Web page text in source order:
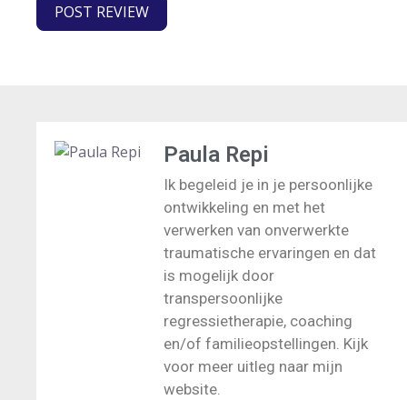
Paula Repi
Ik begeleid je in je persoonlijke
ontwikkeling en met het
verwerken van onverwerkte
traumatische ervaringen en dat
is mogelijk door
transpersoonlijke
regressietherapie, coaching
en/of familieopstellingen. Kijk
voor meer uitleg naar mijn
website.